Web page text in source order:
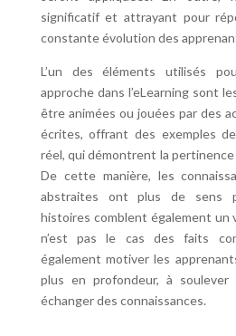
significatif et attrayant pour
constante évolution des
L’un des éléments utilisés
approche dans l’eLearning sont
être animées ou jouées par des
écrites, offrant des exemples
réel, qui démontrent la
De cette manière, les
abstraites ont plus de sens
histoires comblent également un
n’est pas le cas des faits
également motiver les
plus en profondeur, à
échanger des connaissances.